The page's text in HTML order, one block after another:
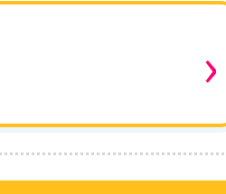
›